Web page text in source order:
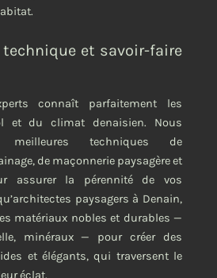
et savoir-faire
connaît parfaitement les
et du climat denaisien. Nous
techniques de
de maçonnerie paysagère et
assurer la pérennité de vos
paysagers à Denain,
matériaux nobles et durables —
minéraux — pour créer des
et élégants, qui traversent le
éclat.